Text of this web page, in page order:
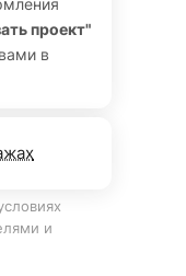
проект"
в
и